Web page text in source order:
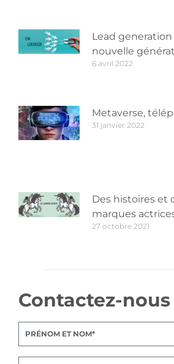
Lead
nouvelle
6 avril 2022
Metaverse,
31 janvier 2022
Des histoires et
marques
27 octobre 2021
Contactez-nous